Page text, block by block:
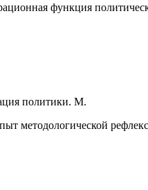
функция
политики. М.
методологической